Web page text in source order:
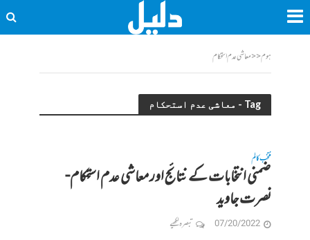
ہوم<<معاشی عدم استحکام
Tag - معاشی عدم استحکام
منتخب کالم
ضمنی انتخابات کے نتائج اور معاشی عدم استحکام-
نصرت جاوید
07/20/2022 تبصرہ لکھیے